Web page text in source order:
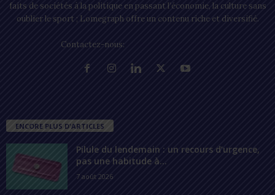
faits de sociétés à la politique en passant l’économie, la culture sans
oublier le sport ; Lomegraph offre un contenu riche et diversifié.
Contactez-nous:
ENCORE PLUS D'ARTICLES
Pilule du lendemain : un recours d’urgence,
pas une habitude à...
7 août 2026